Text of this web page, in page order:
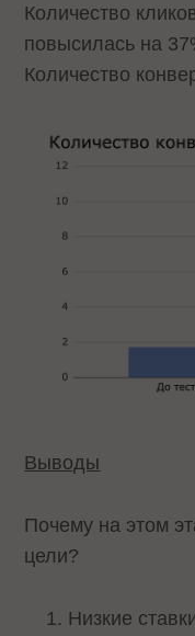
Количество
повысилась на
Количество
Выводы
Почему на этом
цели?
Низкие